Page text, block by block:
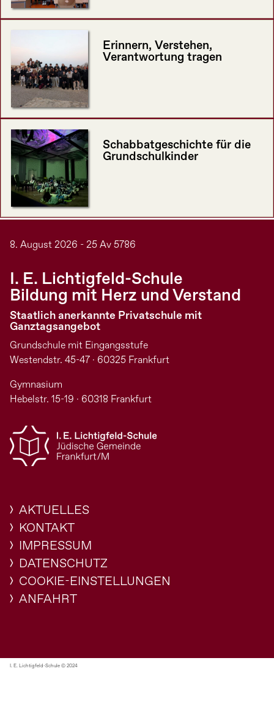
Erinnern, Verstehen,
Verantwortung tragen
Schabbatgeschichte für die
Grundschulkinder
8. August 2026 - 25 Av 5786
I. E. Lichtigfeld-Schule
Bildung mit Herz und Verstand
Staatlich anerkannte Privatschule mit
Ganztagsangebot
Grundschule mit Eingangsstufe
Westendstr. 45-47 · 60325 Frankfurt
Gymnasium
Hebelstr. 15-19 · 60318 Frankfurt
AKTUELLES
KONTAKT
IMPRESSUM
DATENSCHUTZ
COOKIE-EINSTELLUNGEN
ANFAHRT
I. E. Lichtigfeld-Schule © 2024